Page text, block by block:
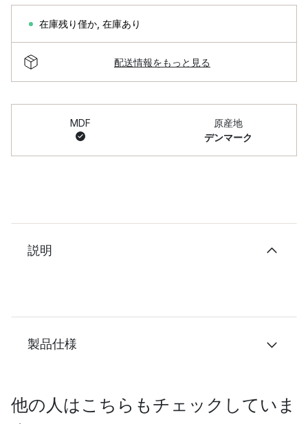
在庫残り僅か 在庫あり
配送情報をもっと見る
MDF
原産地
デンマーク
説明
製品仕様
他の人はこちらもチェックしていま